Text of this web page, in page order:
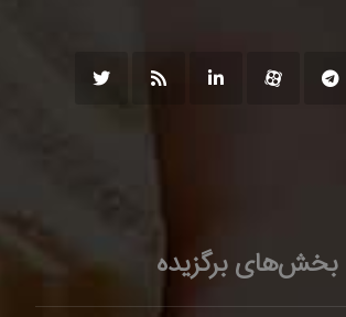
بخش‌های برگزیده